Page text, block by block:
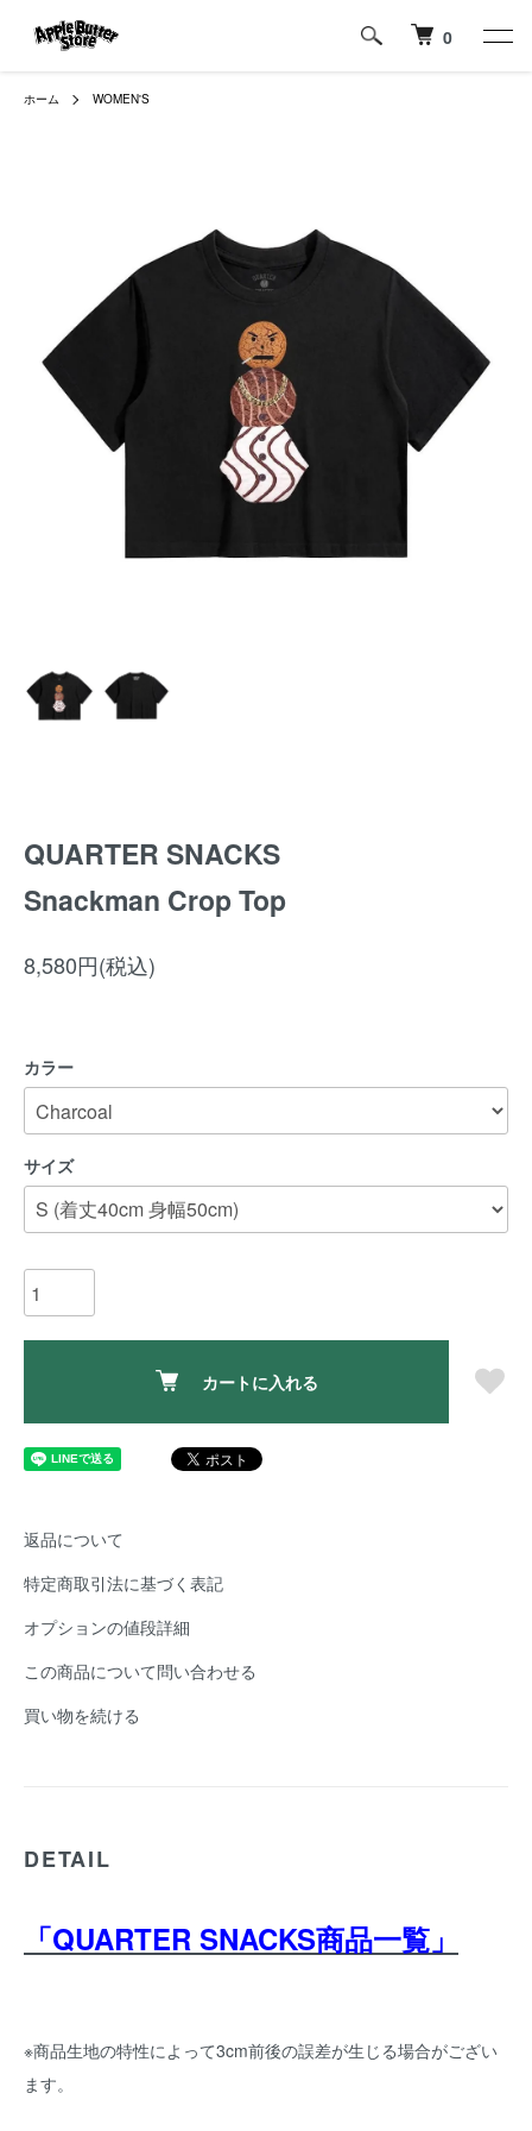
0
ホーム WOMEN'S
QUARTER SNACKS
Snackman Crop Top
8,580円(税込)
カラー
サイズ
カートに入れる
返品について
特定商取引法に基づく表記
オプションの値段詳細
この商品について問い合わせる
買い物を続ける
DETAIL
「QUARTER SNACKS商品一覧」
※商品生地の特性によって3cm前後の誤差が生じる場合がござい
ます。